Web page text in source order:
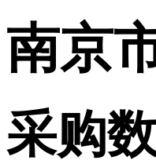
南京
采购